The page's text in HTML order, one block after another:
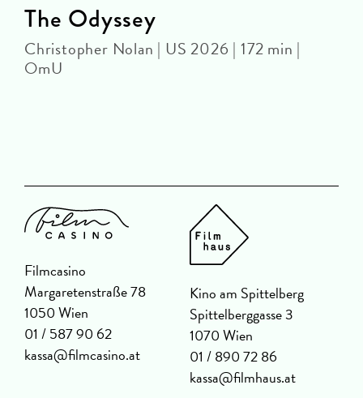
The Odyssey
Christopher Nolan | US 2026 | 172 min |
OmU
Filmcasino
Margaretenstraße 78
1050 Wien
01 / 587 90 62
kassa@filmcasino.at
Kino am Spittelberg
Spittelberggasse 3
1070 Wien
01 / 890 72 86
kassa@filmhaus.at